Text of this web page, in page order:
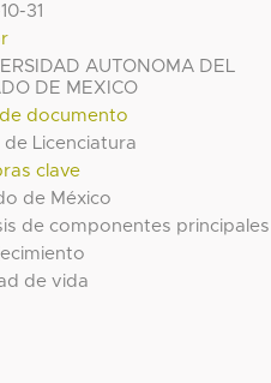
31
AUTONOMA DEL
DE MEXICO
documento
de Licenciatura
clave
de México
de componentes principales
de vida